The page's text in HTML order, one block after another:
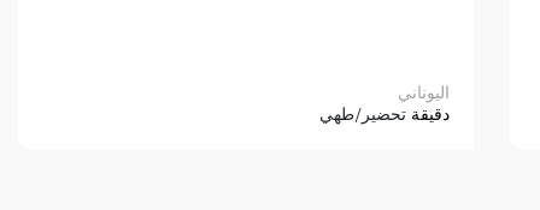
اليوناني
دقيقة تحضير/طهي